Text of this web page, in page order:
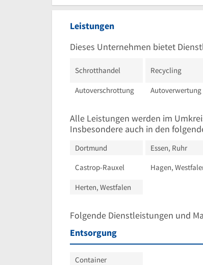
Leistungen
Dieses Unternehmen bietet
Schrotthandel Recycling
Autoverschrottung Autoverwertung
Alle Leistungen werden im
Insbesondere auch in den
Dortmund Essen, Ruhr
Castrop-Rauxel Hagen,
Herten, Westfalen
Folgende Dienstleistungen und
Entsorgung
Container